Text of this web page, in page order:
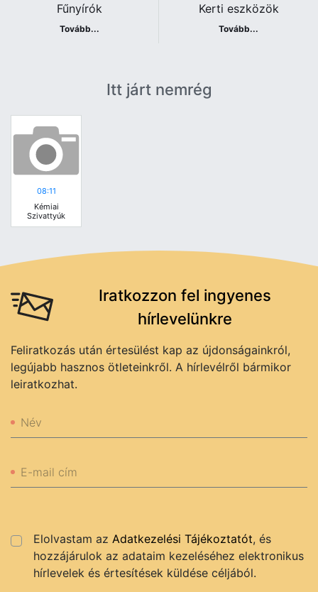
Fűnyírók
Tovább...
Kerti eszközök
Tovább...
Itt járt nemrég
08:11
Kémiai
Szivattyúk
Iratkozzon fel ingyenes
hírlevelünkre
Feliratkozás után értesülést kap az újdonságainkról,
legújabb hasznos ötleteinkről. A hírlevélről bármikor
leiratkozhat.
Név
E-mail cím
Elolvastam az Adatkezelési Tájékoztatót, és
hozzájárulok az adataim kezeléséhez elektronikus
hírlevelek és értesítések küldése céljából.